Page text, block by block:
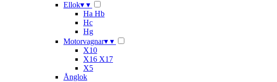
Ellok▾ ▾
Ha Hb
Hc
Hg
Motorvagnar▾ ▾
X10
X16 X17
X5
Ånglok